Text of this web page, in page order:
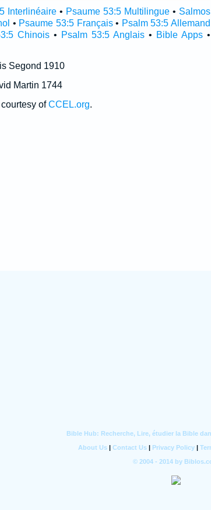
Interlinéaire • Psaume 53:5 Multilingue • Salmos
• Psaume 53:5 Français• Psalm 53:5 Allemand
Chinois • Psalm 53:5 Anglais • Bible Apps •
Segond 1910
Martin 1744
ofCCEL.org.